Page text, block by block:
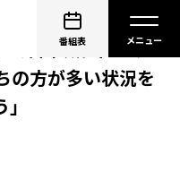
番組表
岸田政権下での
の方が多い状況を